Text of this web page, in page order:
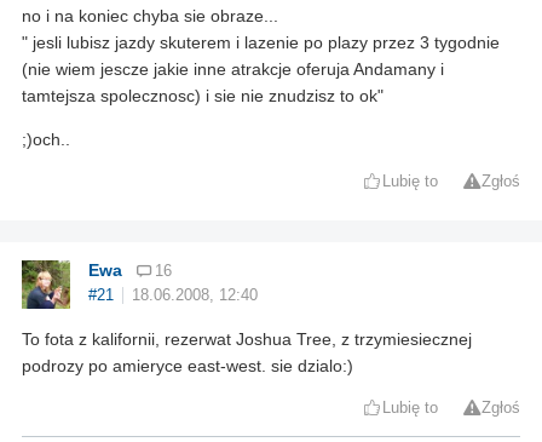
no i na koniec chyba sie obraze...
" jesli lubisz jazdy skuterem i lazenie po plazy przez 3 tygodnie
(nie wiem jescze jakie inne atrakcje oferuja Andamany i
tamtejsza spolecznosc) i sie nie znudzisz to ok"
;)och..
Lubię to Zgłoś
Ewa
16
#21
18.06.2008, 12:40
To fota z kalifornii, rezerwat Joshua Tree, z trzymiesiecznej
podrozy po amieryce east-west. sie dzialo:)
Lubię to Zgłoś